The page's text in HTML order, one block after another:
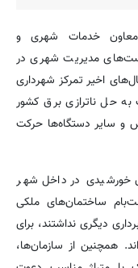
معاون خدمات شهری و
مدیریت شهری در
اخیر تمرکز شهرداری
حل ناترازی برق کشور
و سایر دستگاه‌ها حرکت
خورشیدی در داخل شهر
ساختمان‌های ملکی
دیگری نداشتند، برای
همچنین از سازمان‌ها،